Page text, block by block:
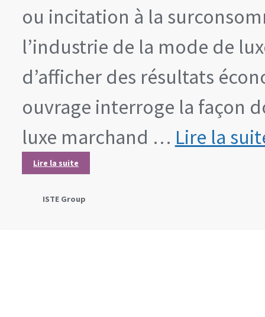
ou incitation à la
l’industrie de la mode de
d’afficher des résultats
ouvrage interroge la façon
luxe marchand … Lire la
Lire la suite
ISTE Group